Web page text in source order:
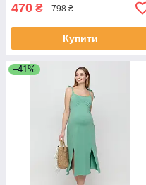
470 ₴ 798 ₴
Купити
–41%